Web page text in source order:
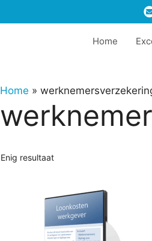
Home
Home »
Enig resultaat